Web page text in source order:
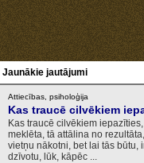
Jaunākie jautājumi
Attiecības, psiholoģija
Kas traucē cilvēkiem
Kas traucē cilvēkiem
meklēta, tā attālina no
vietņu nākotni, bet lai tās būtu,
dzīvotu, lūk, kāpēc ...